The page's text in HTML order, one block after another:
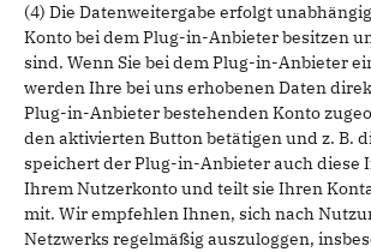
(4) Die Datenweitergabe erfolgt
Konto bei dem Plug-in-Anbieter besitzen
sind. Wenn Sie bei dem Plug-in-Anbieter
werden Ihre bei uns erhobenen Daten
Plug-in-Anbieter bestehenden Konto
den aktivierten Button betätigen und z. B.
speichert der Plug-in-Anbieter auch diese
Ihrem Nutzerkonto und teilt sie Ihren
mit. Wir empfehlen Ihnen, sich nach
Netzwerks regelmäßig auszuloggen,